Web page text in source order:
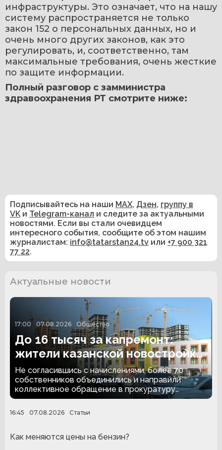
инфраструктуры. Это означает, что на нашу
систему распространяется не только
закон 152 о персональных данных, но и
очень много других законов, как это
регулировать, и, соответственно, там
максимальные требования, очень жесткие
по защите информации.
Полный разговор с замминистра
здравоохранения РТ смотрите ниже:
Подписывайтесь на наши MAX, Дзен, группу в
VK и Telegram-канал и следите за актуальными
новостями. Если вы стали очевидцем
интересного события, сообщите об этом нашим
журналистам: info@tatarstan24.tv или +7 900 321
77 22.
Актуальные новости
17:00 07.08.2026 Общество
До 16 тысяч за капремонт:
жители казанской новостройки
обратились в прокуратуру
Не согласившись с начислениями, более 70
собственников объединились и направили
коллективное обращение в прокуратуру
Татарстана.
16:45 07.08.2026 Статьи
Как меняются цены на бензин?